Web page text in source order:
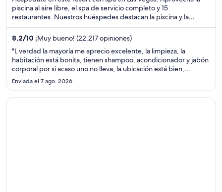
5
piscina al aire libre, el spa de servicio completo y 15
restaurantes. Nuestros huéspedes destacan la piscina y la
atención del personal en sus opiniones. Estarás muy cerca de
atracciones como Casino MGM Grand y Casino y resort Aria.
8,2/10 ¡Muy bueno! (22.217 opiniones)
"L verdad la mayoría me aprecio excelente, la limpieza, la
habitación está bonita, tienen shampoo, acondicionador y jabón
corporal por si acaso uno no lleva, la ubicación está bien,
caminando llegas a buenos lugares a demás de que pasa el bus,
lo único que no me agradó fue la larga espera para hacer ..."
Enviada el 7 ago. 2026
Se abre en una nueva ventana
Universal's Cabana Bay Beach Resort